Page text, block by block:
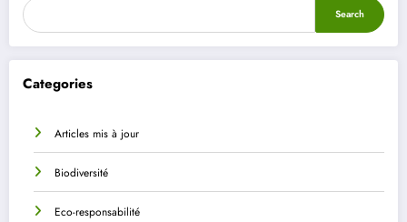
Search
Categories
Articles mis à jour
Biodiversité
Eco-responsabilité